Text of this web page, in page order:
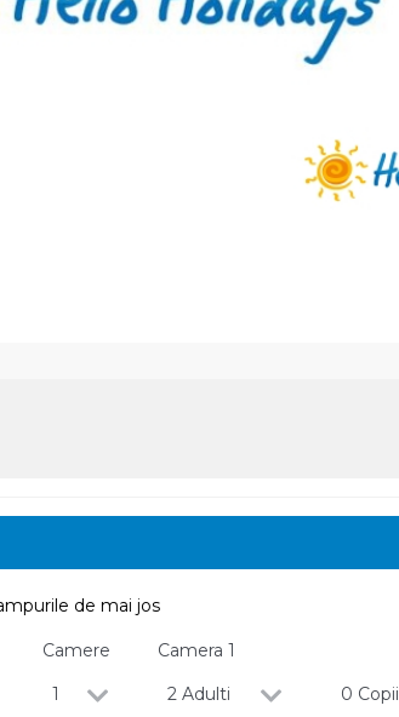
de mai jos
Camere
1
Camera1
2 Adulti
0 Copii